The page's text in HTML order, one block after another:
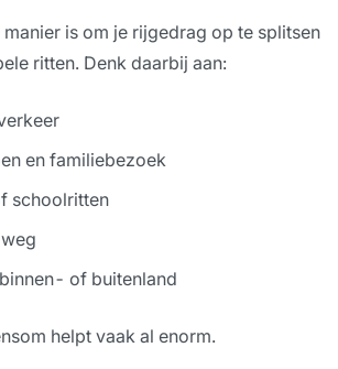
is om je rijgedrag op te splitsen
ritten. Denk daarbij aan:
en familiebezoek
schoolritten
of buitenland
helpt vaak al enorm.